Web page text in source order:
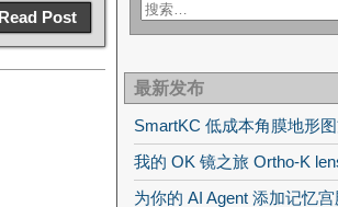
Post
最新发布
SmartKC 低成本角膜地形
我的 OK 镜之旅 Ortho-K
为你的 AI Agent 添加记忆